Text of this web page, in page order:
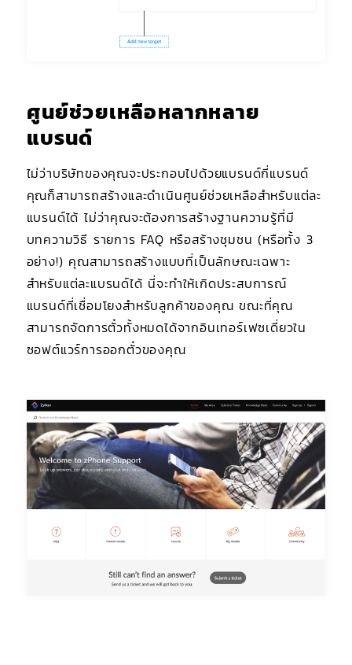
ศูนย์ช่วยเหลือหลากหลาย
แบรนด์
ไม่ว่าบริษัทของคุณจะประกอบไปด้วยแบรนด์กี่แบรนด์
คุณก็สามารถสร้างและดำเนินศูนย์ช่วยเหลือสำหรับแต่ละ
แบรนด์ได้ ไม่ว่าคุณจะต้องการสร้างฐานความรู้ที่มี
บทความวิธี รายการ FAQ หรือสร้างชุมชน (หรือทั้ง 3
อย่าง!) คุณสามารถสร้างแบบที่เป็นลักษณะเฉพาะ
สำหรับแต่ละแบรนด์ได้ นี่จะทำให้เกิดประสบการณ์
แบรนด์ที่เชื่อมโยงสำหรับลูกค้าของคุณ ขณะที่คุณ
สามารถจัดการตั๋วทั้งหมดได้จากอินเทอร์เฟซเดี่ยวใน
ซอฟต์แวร์การออกตั๋วของคุณ